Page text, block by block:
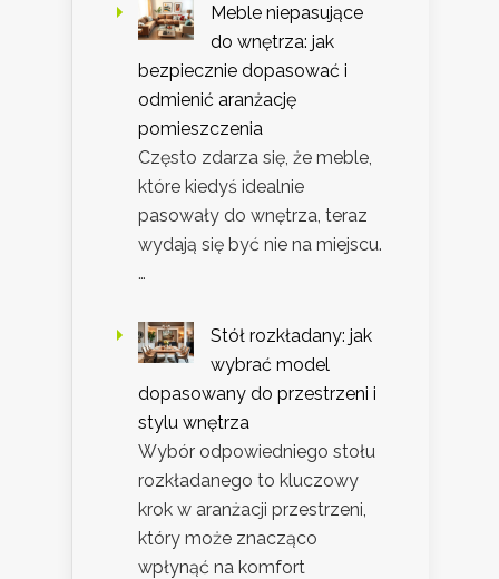
Meble niepasujące
do wnętrza: jak
bezpiecznie dopasować i
odmienić aranżację
pomieszczenia
Często zdarza się, że meble,
które kiedyś idealnie
pasowały do wnętrza, teraz
wydają się być nie na miejscu.
…
Stół rozkładany: jak
wybrać model
dopasowany do przestrzeni i
stylu wnętrza
Wybór odpowiedniego stołu
rozkładanego to kluczowy
krok w aranżacji przestrzeni,
który może znacząco
wpłynąć na komfort